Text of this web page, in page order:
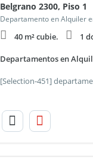
Belgrano 2300, Piso 1
Departamento en Alquiler
40 m² cubie. 1
Departamentos en